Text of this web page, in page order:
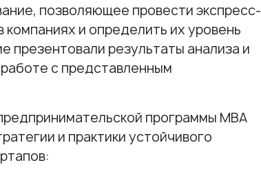
позволяющее провести экспресс-
и определить их уровень
результаты анализа и
с представленным
программы МВА
и практики устойчивого